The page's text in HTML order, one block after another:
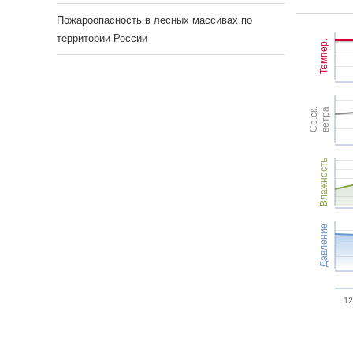
Темпер.
Ср.ск.ветра
Влажность
Давление
Пожароопасность в лесных массивах по
территории России